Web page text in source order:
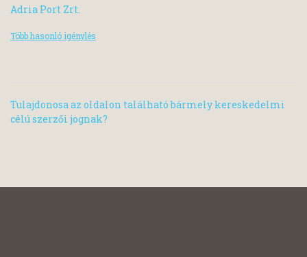
Adria Port Zrt.
Több hasonló igénylés
Tulajdonosa az oldalon található bármely kereskedelmi
célú szerzői jognak?